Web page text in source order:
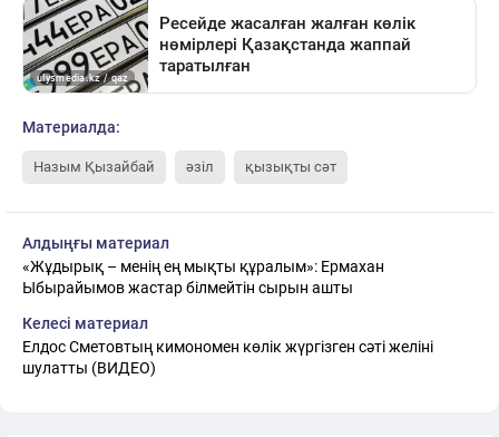
Материалда:
Назым Қызайбай әзіл қызықты сәт
Алдыңғы материал
«Жұдырық – менің ең мықты құралым»: Ермахан
Ыбырайымов жастар білмейтін сырын ашты
Келесі материал
Елдос Сметовтың кимономен көлік жүргізген сәті желіні
шулатты (ВИДЕО)